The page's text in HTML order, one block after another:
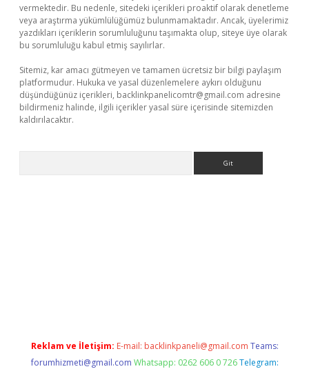
vermektedir. Bu nedenle, sitedeki içerikleri proaktif olarak denetleme
veya araştırma yükümlülüğümüz bulunmamaktadır. Ancak, üyelerimiz
yazdıkları içeriklerin sorumluluğunu taşımakta olup, siteye üye olarak
bu sorumluluğu kabul etmiş sayılırlar.
Sitemiz, kar amacı gütmeyen ve tamamen ücretsiz bir bilgi paylaşım
platformudur. Hukuka ve yasal düzenlemelere aykırı olduğunu
düşündüğünüz içerikleri, backlinkpanelicomtr@gmail.com adresine
bildirmeniz halinde, ilgili içerikler yasal süre içerisinde sitemizden
kaldırılacaktır.
Reklam ve İletişim: E-mail: backlinkpaneli@gmail.com Teams:
forumhizmeti@gmail.com Whatsapp: 0262 606 0 726 Telegram: